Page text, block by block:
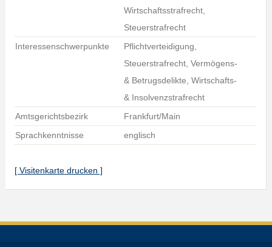
Wirtschaftsstrafrecht,
Steuerstrafrecht
Interessenschwerpunkte
Pflichtverteidigung,
Steuerstrafrecht, Vermögens-
& Betrugsdelikte, Wirtschafts-
& Insolvenzstrafrecht
Amtsgerichtsbezirk
Frankfurt/Main
Sprachkenntnisse
englisch
[ Visitenkarte drucken ]